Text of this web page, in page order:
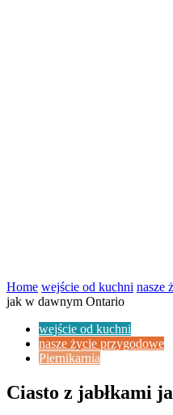
Home wejście od kuchni nasze
jak w dawnym Ontario
wejście od kuchni
nasze życie przygodowe
Piernikarnia
Ciasto z jabłkami